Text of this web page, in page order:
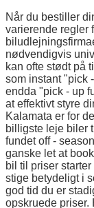
Når du bestiller
varierende regler
nødvendigvis
kan ofte stødt på
som instant "pick
endda "pick - up
at effektivt styre
Kalamata er for
billigste leje biler
fundet off -
ganske let at
bil til priser
stige betydeligt i
god tid du er
opskruede